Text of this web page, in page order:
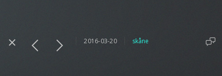
2016-03-20 skåne